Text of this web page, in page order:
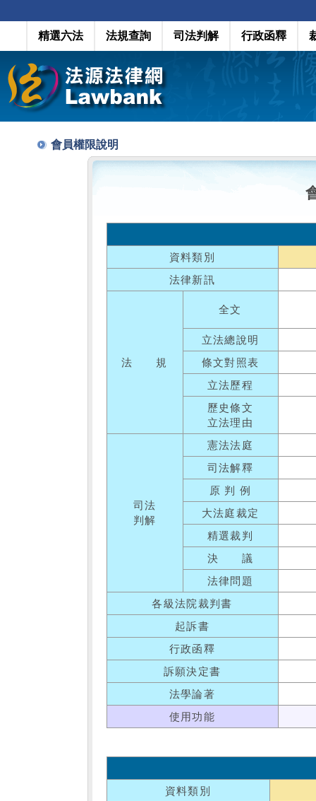
精選六法 法規查詢 司法判解 行政函釋
會員權限說明
資料類別
法律新訊
法 規
全文
立法總說明
條文對照表
立法歷程
歷史條文
立法理由
司法
判解
憲法法庭
司法解釋
原 判 例
大法庭裁定
精選裁判
決 議
法律問題
各級法院裁判書
起訴書
行政函釋
訴願決定書
法學論著
使用功能
資料類別